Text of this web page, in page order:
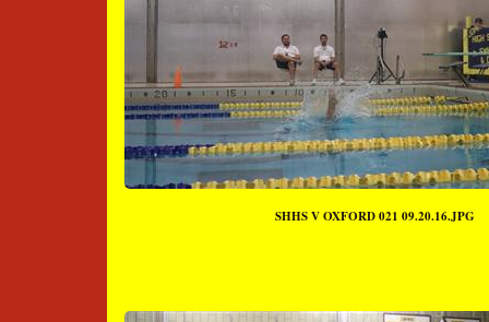
SHHS V OXFORD 021 09.20.16.JPG